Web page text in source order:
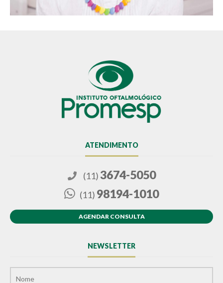
ATENDIMENTO
(11) 3674-5050
(11) 98194-1010
AGENDAR CONSULTA
NEWSLETTER